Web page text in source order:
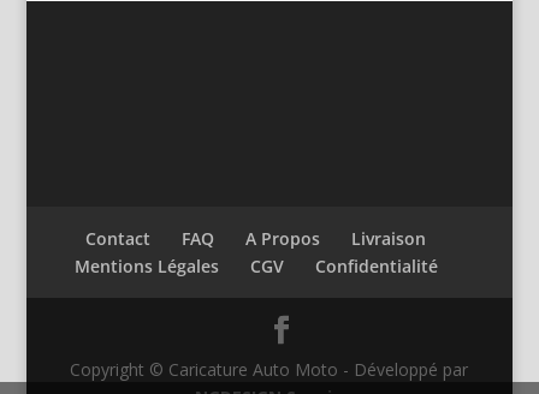
Contact FAQ A Propos
Livraison
Mentions Légales
CGV Confidentialité
Copyright © Caricature Auto Moto - Développé par